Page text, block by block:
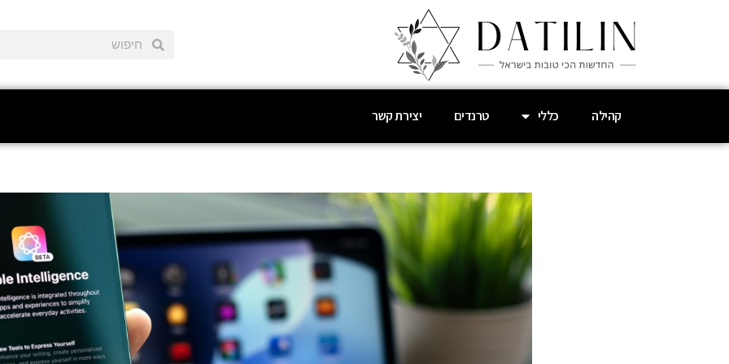
קהילה כללי טרנדים יצירת קשר